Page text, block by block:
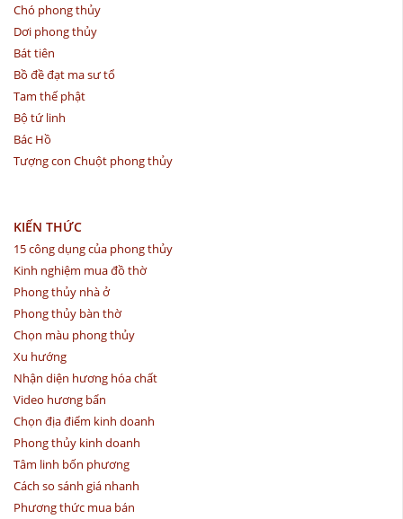
Chó phong thủy
Dơi phong thủy
Bát tiên
Bồ đề đạt ma sư tổ
Tam thế phật
Bộ tứ linh
Bác Hồ
Tượng con Chuột phong thủy
KIẾN THỨC
15 công dụng của phong thủy
Kinh nghiệm mua đồ thờ
Phong thủy nhà ở
Phong thủy bàn thờ
Chọn màu phong thủy
Xu hướng
Nhận diện hương hóa chất
Video hương bẩn
Chọn địa điểm kinh doanh
Phong thủy kinh doanh
Tâm linh bốn phương
Cách so sánh giá nhanh
Phương thức mua bán